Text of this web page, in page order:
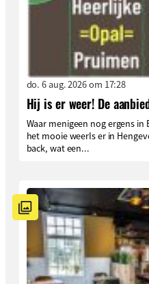
do. 6 aug. 2026 om 17:28
Hij is er weer! De
Waar menigeen nog ergens
het mooie weerIs er in
back, wat een...